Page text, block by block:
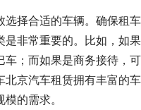
选择合适的车辆。确保租车
是非常重要的。比如，如果
车；而如果是商务接待，可
北京汽车租赁拥有丰富的车
的需求。